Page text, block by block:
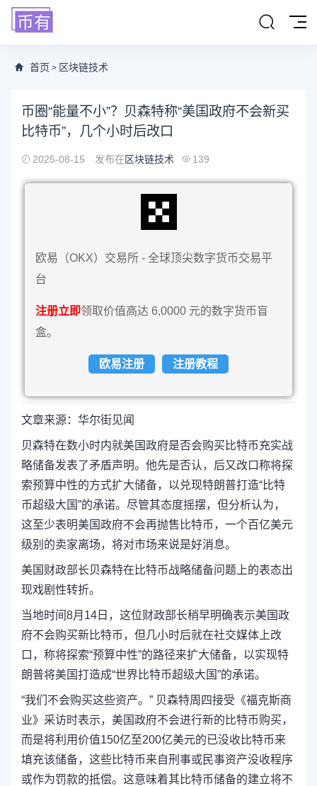
首页 > 区块链技术
币圈“能量不小”？贝森特称“美国政府不会新买
比特币”，几个小时后改口
2025-08-15 发布在区块链技术 139
欧易（OKX）交易所 - 全球顶尖数字货币交易平
台
注册立即领取价值高达 6,0000 元的数字货币盲
盒。
欧易注册 注册教程
文章来源：华尔街见闻
贝森特在数小时内就美国政府是否会购买比特币充实战
略储备发表了矛盾声明。他先是否认，后又改口称将探
索预算中性的方式扩大储备，以兑现特朗普打造“比特
币超级大国”的承诺。尽管其态度摇摆，但分析认为，
这至少表明美国政府不会再抛售比特币，一个百亿美元
级别的卖家离场，将对市场来说是好消息。
美国财政部长贝森特在比特币战略储备问题上的表态出
现戏剧性转折。
当地时间8月14日，这位财政部长稍早明确表示美国政
府不会购买新比特币，但几小时后就在社交媒体上改
口，称将探索“预算中性”的路径来扩大储备，以实现特
朗普将美国打造成“世界比特币超级大国”的承诺。
“我们不会购买这些资产。” 贝森特周四接受《福克斯商
业》采访时表示，美国政府不会进行新的比特币购买，
而是将利用价值150亿至200亿美元的已没收比特币来
填充该储备，这些比特币来自刑事或民事资产没收程序
或作为罚款的抵偿。这意味着其比特币储备的建立将不